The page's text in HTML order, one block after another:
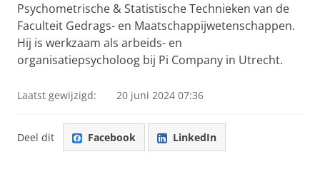
Psychometrische & Statistische Technieken van de
Faculteit Gedrags- en Maatschappijwetenschappen.
Hij is werkzaam als arbeids- en
organisatiepsycholoog bij Pi Company in Utrecht.
Laatst gewijzigd: 20 juni 2024 07:36
Deel dit Facebook LinkedIn